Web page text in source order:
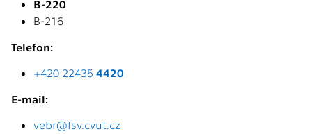
B-220
B-216
Telefon:
+420 22435 4420
E-mail:
vebr@fsv.cvut.cz